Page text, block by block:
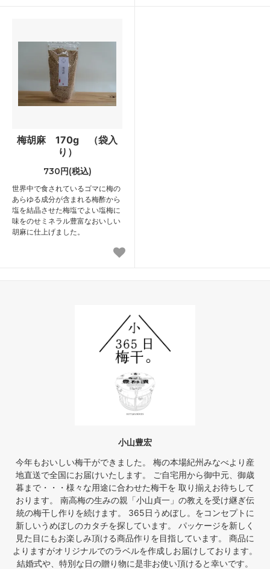
梅胡麻 170g （袋入
り）
730円(税込)
世界中で食されているゴマに梅の
あらゆる成分が含まれる梅酢から
塩を結晶させた梅塩でよい塩梅に
味をのせミネラル豊富なおいしい
胡麻に仕上げました。
小山豊宏
今年もおいしい梅干ができました。 梅の本場紀州みなべより産
地直送で全国にお届けいたします。 ご自宅用から御中元、御歳
暮まで・・・様々な用途に合わせた梅干を 取り揃えお待ちして
おります。 南高梅の生みの親「小山貞一」の教えを受け継ぎ伝
統の梅干し作りを続けます。 365日うめぼし。をコンセプトに
新しいうめぼしのカタチを探しています。 パッケージを新しく
見た目にもお楽しみ頂ける商品作りを目指しています。 商品に
よりますがオリジナルでのラベルを作成しお届けしております。
結婚式や、特別な日の贈り物に是非お使い頂けると幸いです。